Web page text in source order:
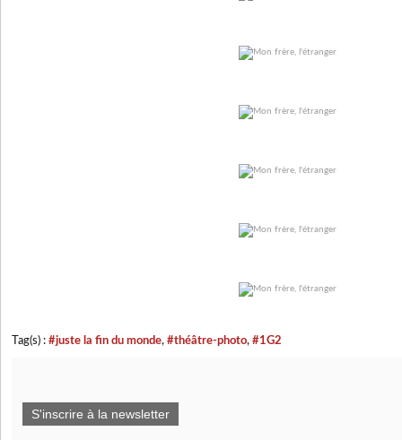
Tag(s) : #juste la fin du monde, #théâtre-photo, #1G2
S'inscrire à la newsletter